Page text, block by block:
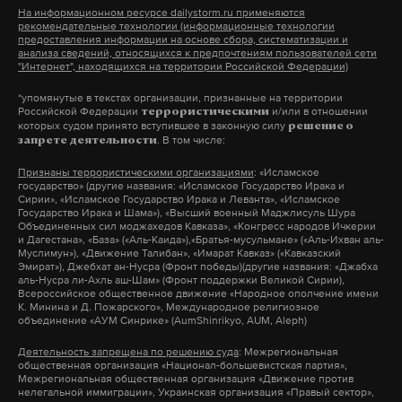
Однако праздничный стол не впечатлил Дугина.
«Еды было мало. Впрочем, так и положено
мало», — сказал философ.
атмосферу» царского венчания отметил и другой
гость церемонии, общественный деятель
Владимир Станулевич:
«Да как-то по-домашнему, как мне показалось.
Подавляющее число гостей было знакомо и
супружеской чете, и Марии Владимировне [мать
Георгия Романова, именующая себя
императрицей Всероссийской]. Это был для них
Избитый выходцами из
фото из больницы и
попросил о помощи
нарвался на конфликт
6 октября 2021
Ковалев — компанейский человек, говорит его
хорошие. Друзья очень переживали, приехали к
нему на следующий день. У него очень хорошие
На информационном ресурсе dailystorm.ru применяются
рекомендательные технологии (информационные технологии
предоставления информации на основе сбора, систематизации и
анализа сведений, относящихся к предпочтениям пользователей сети
"Интернет", находящихся на территории Российской Федерации)
*упомянутые в текстах организации, признанные на территории
Российской Федерации террористическими и/или в отношении
которых судом принято вступившее в законную силу решение о
запрете деятельности. В том числе:
Признаны террористическими организациями: «Исламское
государство» (другие названия: «Исламское Государство Ирака и
Сирии», «Исламское Государство Ирака и Леванта», «Исламское
Государство Ирака и Шама»), «Высший военный Маджлисуль Шура
Объединенных сил моджахедов Кавказа», «Конгресс народов Ичкерии
и Дагестана», «База» («Аль-Каида»),«Братья-мусульмане» («Аль-Ихван аль-
Муслимун»), «Движение Талибан», «Имарат Кавказ» («Кавказский
Эмират»), Джебхат ан-Нусра (Фронт победы)(другие названия: «Джабха
аль-Нусра ли-Ахль аш-Шам» (Фронт поддержки Великой Сирии),
Всероссийское общественное движение «Народное ополчение имени
К. Минина и Д. Пожарского», Международное религиозное
объединение «АУМ Синрике» (AumShinrikyo, AUM, Aleph)
Деятельность запрещена по решению суда: Межрегиональная
общественная организация «Национал-большевистская партия»,
Межрегиональная общественная организация «Движение против
нелегальной иммиграции», Украинская организация «Правый сектор»,